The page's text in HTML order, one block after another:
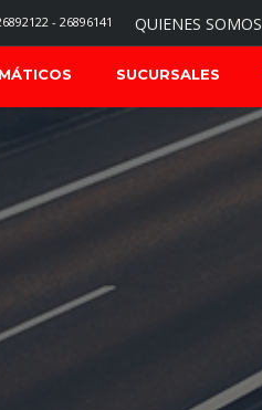
QUIENES SOMOS
- 26896141
SUCURSALES